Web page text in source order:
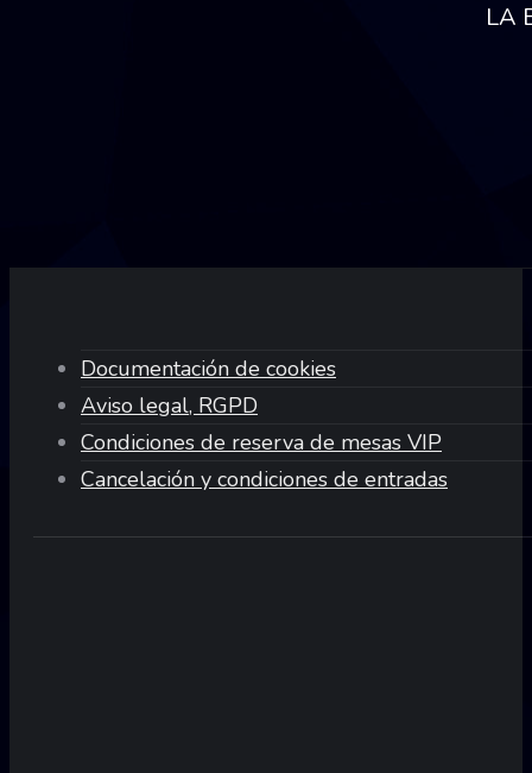
LA
Documentación de cookies
Aviso legal, RGPD
Condiciones de reserva de mesas VIP
Cancelación y condiciones de entradas